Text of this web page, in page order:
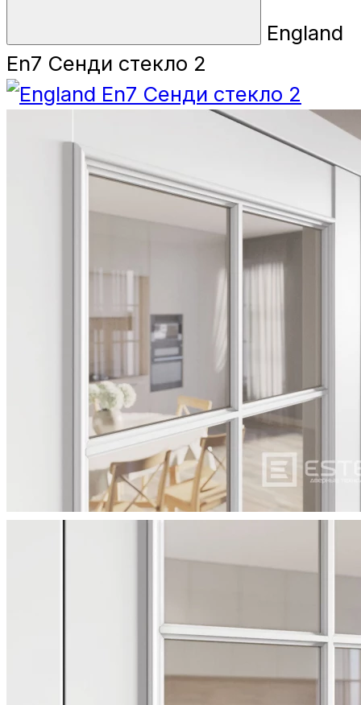
England
En7 Сенди стекло 2